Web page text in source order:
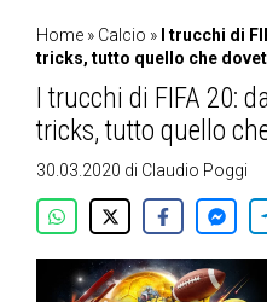
Home » Calcio »
I trucchi di
tricks, tutto quello che
I trucchi di FIFA 20:
tricks, tutto quello
30.03.2020 di Claudio Poggi